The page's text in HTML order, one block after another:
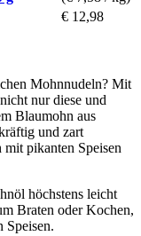
€ 12,98
Mohnnudeln? Mit
nur diese und
Blaumohn aus
und zart
pikanten Speisen
höchstens leicht
Braten oder Kochen,
Speisen.